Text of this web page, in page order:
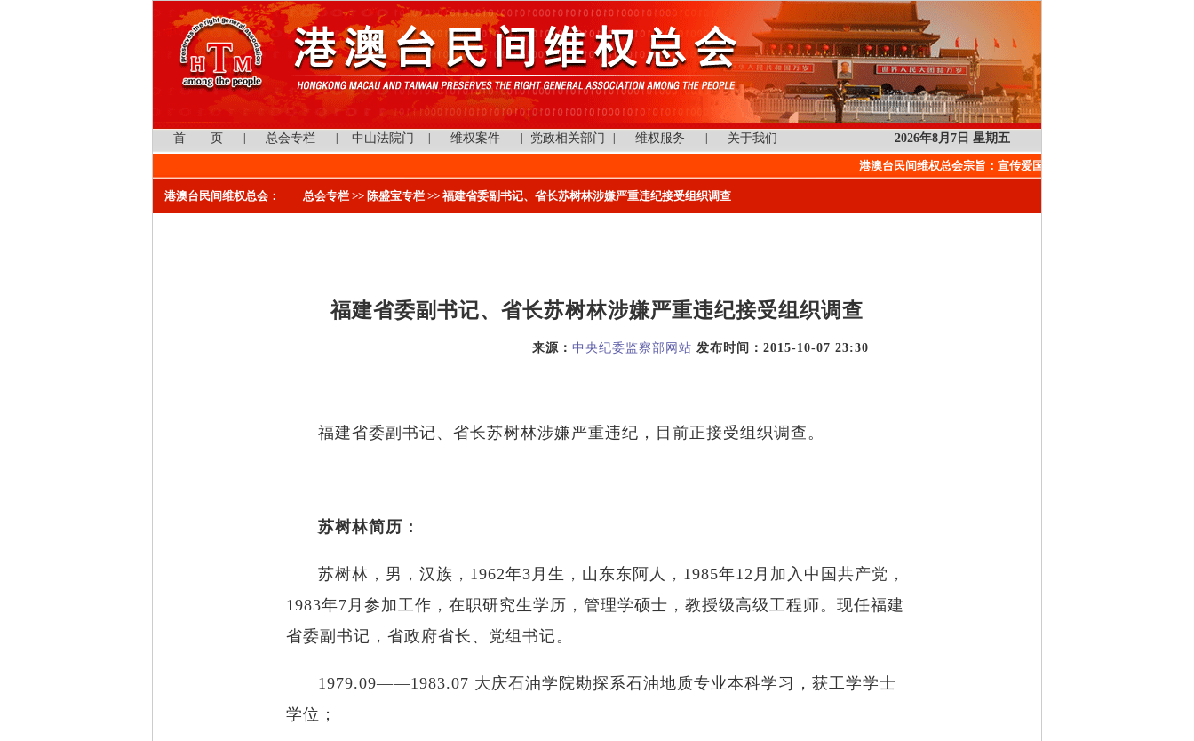
首 页 总会专栏 中山法院门 维权案件 党政相关部门 维权服务 关于我们 2026年8月7日 星期五
港澳台民间维权总会宗旨：宣传爱国、守法、维护国家执政，维护
港澳台民间维权总会： 总会专栏 >> 陈盛宝专栏 >> 福建省委副书记、省长苏树林涉嫌严重违纪接受组织调查
福建省委副书记、省长苏树林涉嫌严重违纪接受组织调查
来源： 中央纪委监察部网站 发布时间：2015-10-07 23:30
福建省委副书记、省长苏树林涉嫌严重违纪，目前正接受组织调查。
苏树林简历：
苏树林，男，汉族，1962年3月生，山东东阿人，1985年12月加入中国共产党，
1983年7月参加工作，在职研究生学历，管理学硕士，教授级高级工程师。现任福建
省委副书记，省政府省长、党组书记。
1979.09——1983.07 大庆石油学院勘探系石油地质专业本科学习，获工学学士
学位；